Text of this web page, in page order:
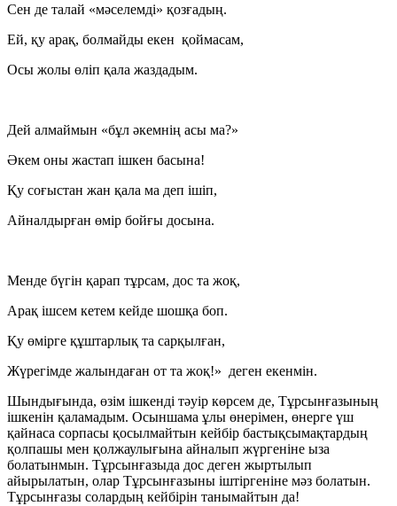
Сен де талай «мәселемді» қозғадың.
Ей, қу арақ, болмайды екен қоймасам,
Осы жолы өліп қала жаздадым.
Дей алмаймын «бұл әкемнің асы ма?»
Әкем оны жастап ішкен басына!
Қу соғыстан жан қала ма деп ішіп,
Айналдырған өмір бойғы досына.
Менде бүгін қарап тұрсам, дос та жоқ,
Арақ ішсем кетем кейде шошқа боп.
Қу өмірге құштарлық та сарқылған,
Жүрегімде жалындаған от та жоқ!» деген екенмін.
Шындығында, өзім ішкенді тәуір көрсем де, Тұрсынғазының
ішкенін қаламадым. Осыншама ұлы өнерімен, өнерге үш
қайнаса сорпасы қосылмайтын кейбір бастықсымақтардың
қолпашы мен қолжаулығына айналып жүргеніне ыза
болатынмын. Тұрсынғазыда дос деген жыртылып
айырылатын, олар Тұрсынғазыны іштіргеніне мәз болатын.
Тұрсынғазы солардың кейбірін танымайтын да!